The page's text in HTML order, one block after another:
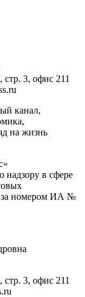
стр. 3, офис 211
канал,
на жизнь
надзору в сфере
за номером ИА №
стр. 3, офис 211